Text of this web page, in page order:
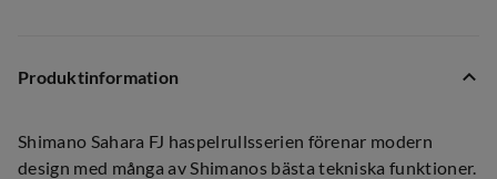
Produktinformation
Shimano Sahara FJ haspelrullsserien förenar modern
design med många av Shimanos bästa tekniska funktioner.